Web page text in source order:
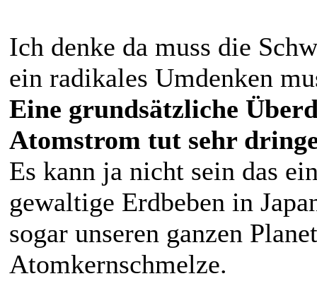
Ich denke da muss die
ein radikales Umdenken
Eine grundsätzliche
Atomstrom tut sehr
Es kann ja nicht sein das
gewaltige Erdbeben in
sogar unseren ganzen
Atomkernschmelze.